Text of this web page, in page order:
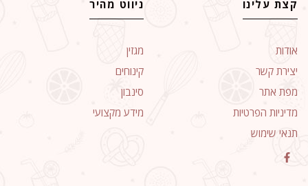
קצת עלינו
אודות
יצירת קשר
מפת אתר
מדיניות הפרטיות
תנאי שימוש
ניווט מהיר
מגזין
קינוחים
סינבון
מידע מקצועי